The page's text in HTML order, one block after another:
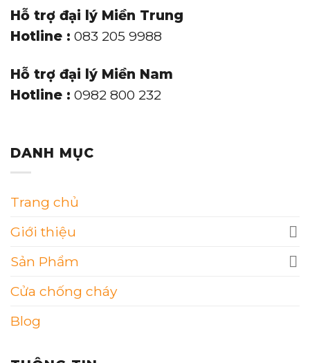
Hỗ trợ đại lý Miền Trung
Hotline : 083 205 9988
Hỗ trợ đại lý Miền Nam
Hotline : 0982 800 232
DANH MỤC
Trang chủ
Giới thiệu
Sản Phẩm
Cửa chống cháy
Blog